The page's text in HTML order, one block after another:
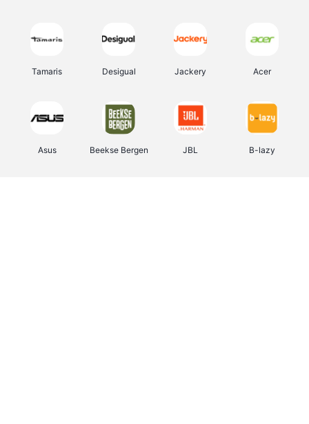
Tamaris Desigual Jackery Acer
Asus Beekse Bergen JBL B-lazy